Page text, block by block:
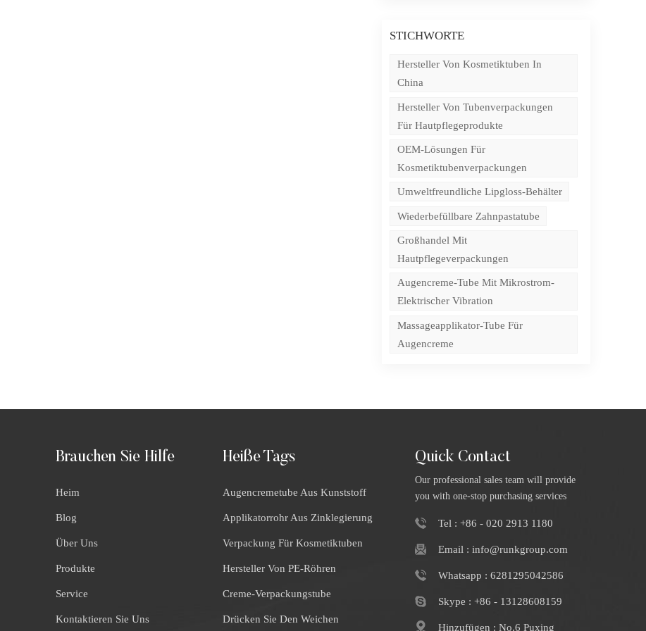
STICHWORTE
Hersteller Von Kosmetiktuben In
China
Hersteller Von Tubenverpackungen
Für Hautpflegeprodukte
OEM-Lösungen Für
Kosmetiktubenverpackungen
Umweltfreundliche Lipgloss-Behälter
Wiederbefüllbare Zahnpastatube
Großhandel Mit
Hautpflegeverpackungen
Augencreme-Tube Mit Mikrostrom-
Elektrischer Vibration
Massageapplikator-Tube Für
Augencreme
Brauchen Sie Hilfe
Heim
Blog
Über Uns
Produkte
Service
Kontaktieren Sie Uns
Heiße Tags
Augencremetube Aus Kunststoff
Applikatorrohr Aus Zinklegierung
Verpackung Für Kosmetiktuben
Hersteller Von PE-Röhren
Creme-Verpackungstube
Drücken Sie Den Weichen
Quick Contact
Our professional sales team will provide
you with one-stop purchasing services
Tel : +86 - 020 2913 1180
Email : info@runkgroup.com
Whatsapp : 6281295042586
Skype : +86 - 13128608159
Hinzufügen : No.6 Puxing